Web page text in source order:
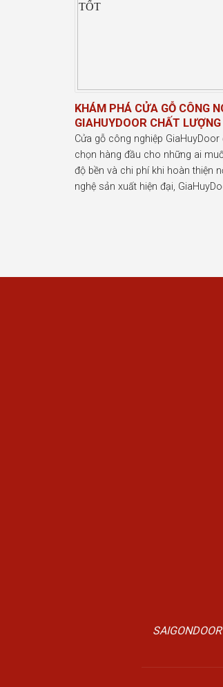
KHÁM PHÁ CỬA GỖ CÔNG
GIAHUYDOOR CHẤT
Cửa gỗ công nghiệp
chọn hàng đầu cho những ai
độ bền và chi phí khi hoàn thiện
nghệ sản xuất hiện đại,